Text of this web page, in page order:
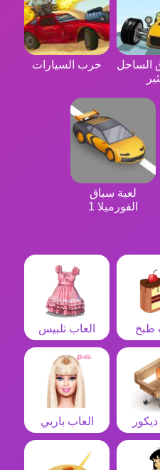
الساحل
حرب السيارات
لعبة سباق
الفورميلا 1
طبخ العاب تلبيس
العاب باربي